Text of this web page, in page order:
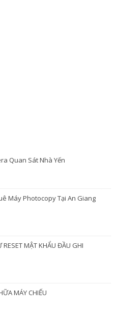
Quan Sát Nhà Yến
Máy Photocopy Tại An Giang
MẬT KHẨU ĐẦU GHI
MÁY CHIẾU